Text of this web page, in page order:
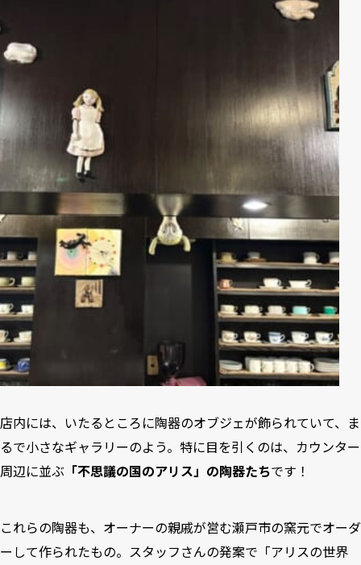
店内には、いたるところに陶器のオブジェが飾られていて、ま
るで小さなギャラリーのよう。特に目を引くのは、カウンター
周辺に並ぶ 「不思議の国のアリス」の陶器たちです！
これらの陶器も、オーナーの親戚が営む瀬戸市の窯元でオーダ
ーして作られたもの。スタッフさんの発案で「アリスの世界